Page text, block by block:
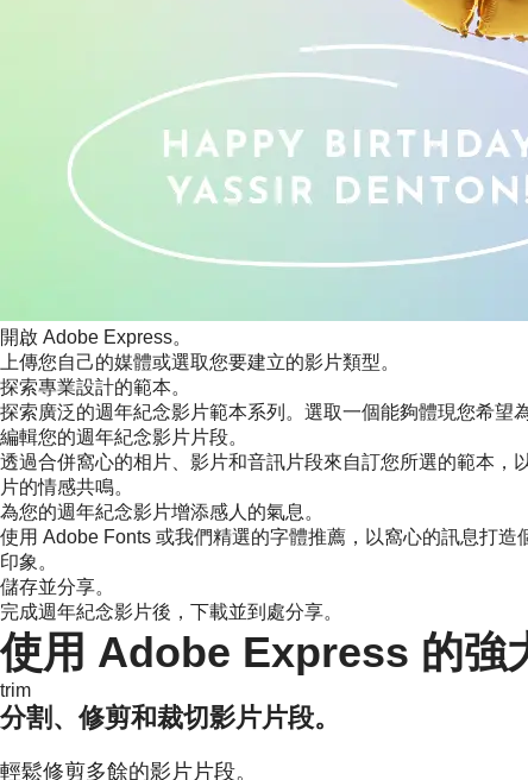
開啟 Adobe Express。
上傳您自己的媒體或選取您要建立的影片類型。
探索專業設計的範本。
探索廣泛的週年紀念影片範本系列。選取一個能夠體現您希望
編輯您的週年紀念影片片段。
透過合併窩心的相片、影片和音訊片段來自訂您所選的範本
片的情感共鳴。
為您的週年紀念影片增添感人的氣息。
使用 Adobe Fonts 或我們精選的字體推薦，以窩心的訊息打
印象。
儲存並分享。
完成週年紀念影片後，下載並到處分享。
使用 Adobe Express 的強
trim
分割、修剪和裁切影片片段。
輕鬆修剪多餘的影片片段。